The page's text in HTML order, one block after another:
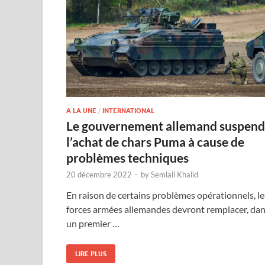
A LA UNE / INTERNATIONAL
Le gouvernement allemand suspend
l’achat de chars Puma à cause de
problèmes techniques
20 décembre 2022 - bySemlali Khalid
En raison de certains problèmes opérationnels,
forces armées allemandes devront remplacer,
un premier …
LIRE PLUS